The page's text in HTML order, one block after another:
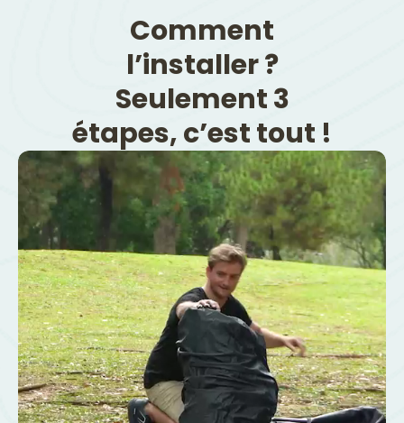
Comment
l’installer ?
Seulement 3
étapes, c’est tout !